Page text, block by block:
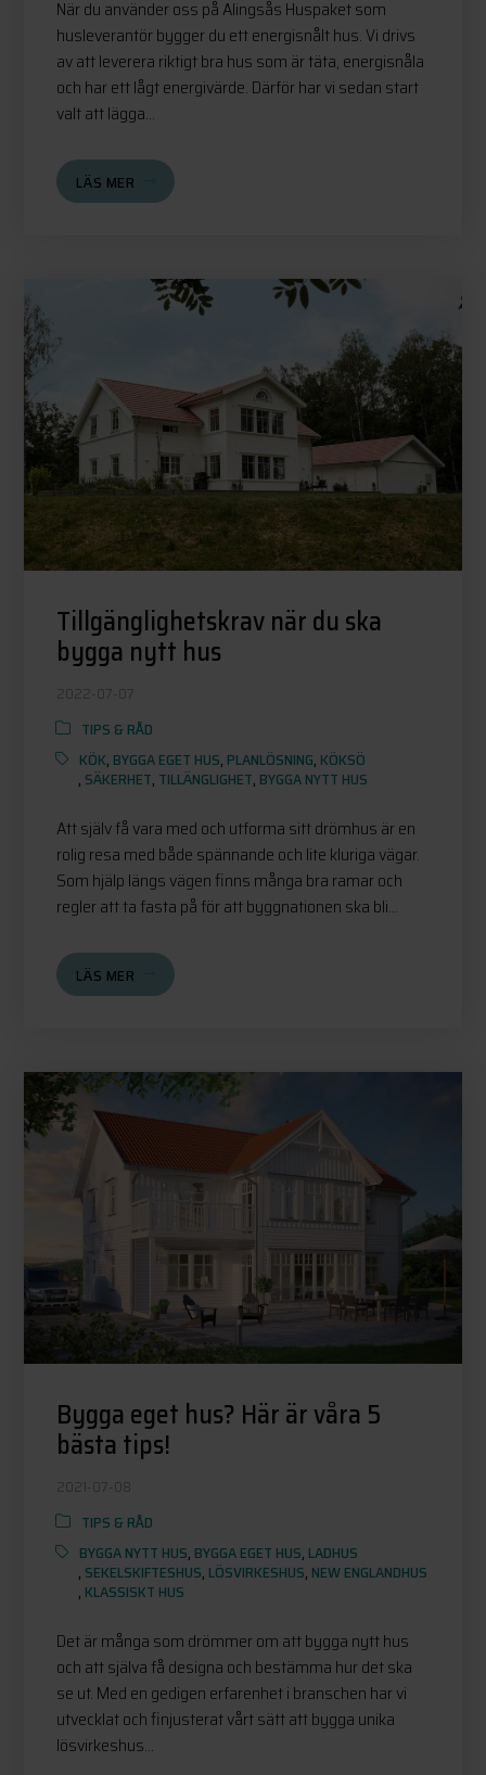
När du använder oss på Alingsås Huspaket som
husleverantör bygger du ett energisnålt hus. Vi drivs
av att leverera riktigt bra hus som är täta, energisnåla
och har ett lågt energivärde. Därför har vi sedan start
valt att lägga...
LÄS MER
Tillgänglighetskrav när du ska
bygga nytt hus
2022-07-07
TIPS & RÅD
KÖK, BYGGA EGET HUS, PLANLÖSNING, KÖKSÖ
, SÄKERHET, TILLÄNGLIGHET, BYGGA NYTT HUS
Att själv få vara med och utforma sitt drömhus är en
rolig resa med både spännande och lite kluriga vägar.
Som hjälp längs vägen finns många bra ramar och
regler att ta fasta på för att byggnationen ska bli...
LÄS MER
Bygga eget hus? Här är våra 5
bästa tips!
2021-07-08
TIPS & RÅD
BYGGA NYTT HUS, BYGGA EGET HUS, LADHUS
, SEKELSKIFTESHUS, LÖSVIRKESHUS, NEW ENGLANDHUS
, KLASSISKT HUS
Det är många som drömmer om att bygga nytt hus
och att själva få designa och bestämma hur det ska
se ut. Med en gedigen erfarenhet i branschen har vi
utvecklat och finjusterat vårt sätt att bygga unika
lösvirkeshus...